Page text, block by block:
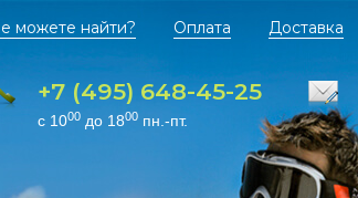
можете найти? Оплата Доставка
+7 (495) 648-45-25
с 1000 до 1800 пн.-пт.